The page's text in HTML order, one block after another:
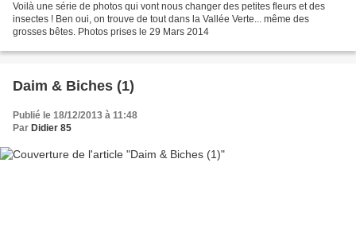
Voilà une série de photos qui vont nous changer des petites fleurs et des
insectes ! Ben oui, on trouve de tout dans la Vallée Verte... même des
grosses bêtes. Photos prises le 29 Mars 2014
Daim & Biches (1)
Publié le 18/12/2013 à 11:48
Par Didier 85